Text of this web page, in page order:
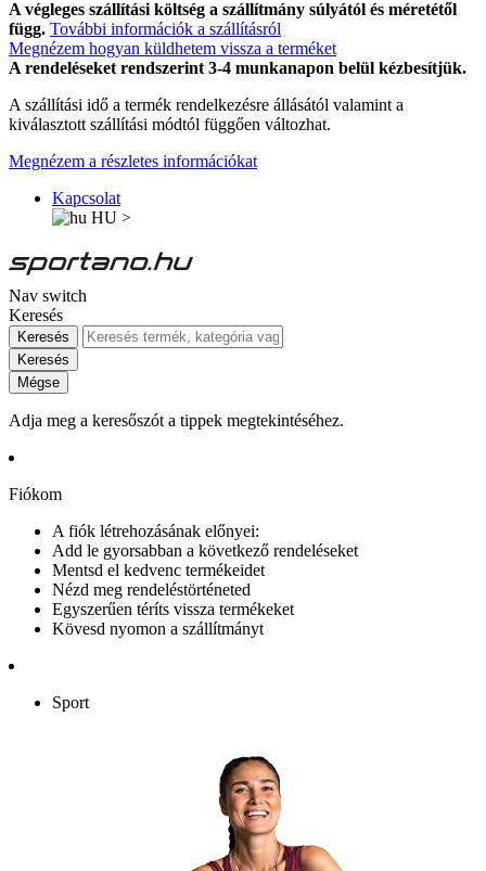
A végleges szállítási költség a szállítmány súlyától és méretétől
függ. További információk a szállításról
Megnézem hogyan küldhetem vissza a terméket
A rendeléseket rendszerint 3-4 munkanapon belül kézbesítjük.
A szállítási idő a termék rendelkezésre állásától valamint a
kiválasztott szállítási módtól függően változhat.
Megnézem a részletes információkat
Kapcsolat
HU >
Nav switch
Keresés
Keresés
Keresés
Mégse
Adja meg a keresőszót a tippek megtekintéséhez.
Fiókom
A fiók létrehozásának előnyei:
Add le gyorsabban a következő rendeléseket
Mentsd el kedvenc termékeidet
Nézd meg rendeléstörténeted
Egyszerűen téríts vissza termékeket
Kövesd nyomon a szállítmányt
Sport